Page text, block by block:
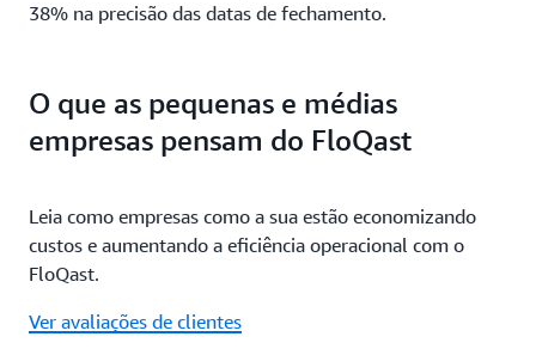
38% na precisão das datas de fechamento.
O que as pequenas e médias
empresas pensam do FloQast
Leia como empresas como a sua estão economizando
custos e aumentando a eficiência operacional com o
FloQast.
Ver avaliações de clientes